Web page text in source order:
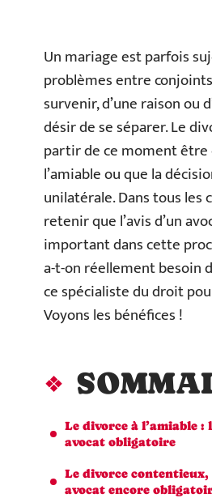
Un mariage est parfois
problèmes entre
survenir, d’une raison ou
désir de se séparer. Le
partir de ce moment être
l’amiable ou que la
unilatérale. Dans tous les
retenir que l’avis d’un
important dans cette
a-t-on réellement besoin
ce spécialiste du droit
Voyons les bénéfices !
Le divorce à l’amiable :
avocat obligatoire
Le divorce contentieux,
avocat encore